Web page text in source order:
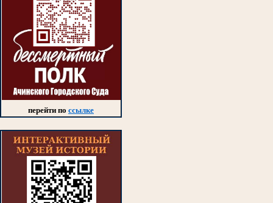
перейти по ссылке